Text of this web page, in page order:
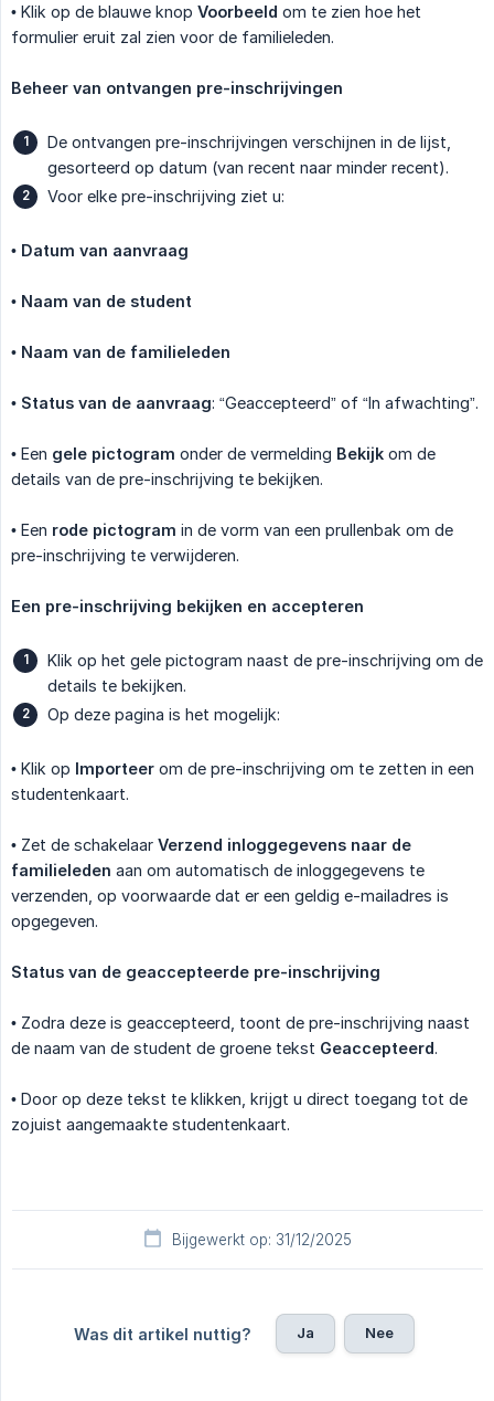
• Klik op de blauwe knop Voorbeeld om te zien hoe het
formulier eruit zal zien voor de familieleden.
Beheer van ontvangen pre-inschrijvingen
De ontvangen pre-inschrijvingen verschijnen in de lijst,
gesorteerd op datum (van recent naar minder recent).
Voor elke pre-inschrijving ziet u:
• Datum van aanvraag
• Naam van de student
• Naam van de familieleden
• Status van de aanvraag: “Geaccepteerd” of “In afwachting”.
• Een gele pictogram onder de vermelding Bekijk om de
details van de pre-inschrijving te bekijken.
• Een rode pictogram in de vorm van een prullenbak om de
pre-inschrijving te verwijderen.
Een pre-inschrijving bekijken en accepteren
Klik op het gele pictogram naast de pre-inschrijving om de
details te bekijken.
Op deze pagina is het mogelijk:
• Klik op Importeer om de pre-inschrijving om te zetten in een
studentenkaart.
• Zet de schakelaar Verzend inloggegevens naar de
familieleden aan om automatisch de inloggegevens te
verzenden, op voorwaarde dat er een geldig e-mailadres is
opgegeven.
Status van de geaccepteerde pre-inschrijving
• Zodra deze is geaccepteerd, toont de pre-inschrijving naast
de naam van de student de groene tekst Geaccepteerd.
• Door op deze tekst te klikken, krijgt u direct toegang tot de
zojuist aangemaakte studentenkaart.
Bijgewerkt op: 31/12/2025
Was dit artikel nuttig? Ja Nee